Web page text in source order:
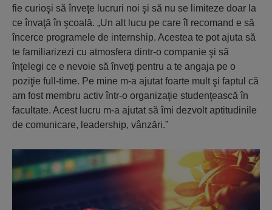
fie curioşi să înveţe lucruri noi şi să nu se limiteze doar la
ce învaţă în şcoală. „Un alt lucu pe care îl recomand e să
încerce programele de internship. Acestea te pot ajuta să
te familiarizezi cu atmosfera dintr-o companie şi să
înţelegi ce e nevoie să înveţi pentru a te angaja pe o
poziţie full-time. Pe mine m-a ajutat foarte mult şi faptul că
am fost membru activ într-o organizaţie studenţească în
facultate. Acest lucru m-a ajutat să îmi dezvolt aptitudinile
de comunicare, leadership, vânzări.”